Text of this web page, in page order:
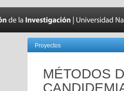
Proyectos
MÉTODOS